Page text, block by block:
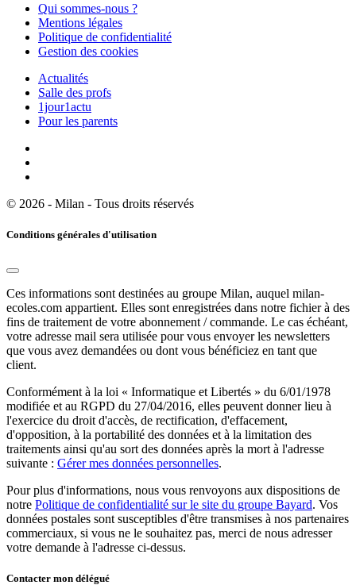
Qui sommes-nous ?
Mentions légales
Politique de confidentialité
Gestion des cookies
Actualités
Salle des profs
1jour1actu
Pour les parents
© 2026 - Milan - Tous droits réservés
Conditions générales d'utilisation
Ces informations sont destinées au groupe Milan, auquel milan-
ecoles.com appartient. Elles sont enregistrées dans notre fichier à des
fins de traitement de votre abonnement / commande. Le cas échéant,
votre adresse mail sera utilisée pour vous envoyer les newsletters
que vous avez demandées ou dont vous bénéficiez en tant que
client.
Conformément à la loi « Informatique et Libertés » du 6/01/1978
modifiée et au RGPD du 27/04/2016, elles peuvent donner lieu à
l'exercice du droit d'accès, de rectification, d'effacement,
d'opposition, à la portabilité des données et à la limitation des
traitements ainsi qu'au sort des données après la mort à l'adresse
suivante : Gérer mes données personnelles.
Pour plus d'informations, nous vous renvoyons aux dispositions de
notre Politique de confidentialité sur le site du groupe Bayard. Vos
données postales sont susceptibles d'être transmises à nos partenaires
commerciaux, si vous ne le souhaitez pas, merci de nous adresser
votre demande à l'adresse ci-dessus.
Contacter mon délégué